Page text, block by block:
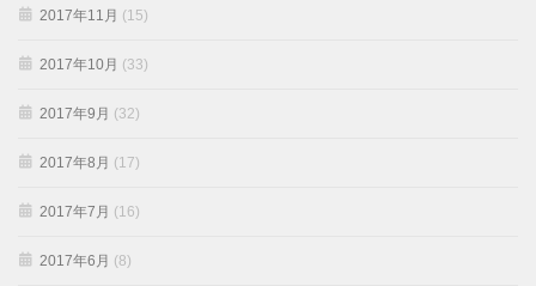
2017年11月 (15)
2017年10月 (33)
2017年9月 (32)
2017年8月 (17)
2017年7月 (16)
2017年6月 (8)